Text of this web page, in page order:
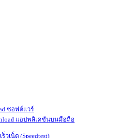
ซอฟต์แวร์
แอปพลิเคชันบนมือถือ
วเน็ต (Speedtest)